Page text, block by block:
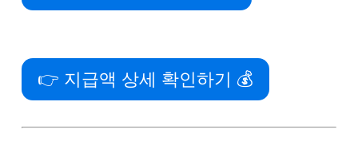
👉 지급액 상세 확인하기 💰